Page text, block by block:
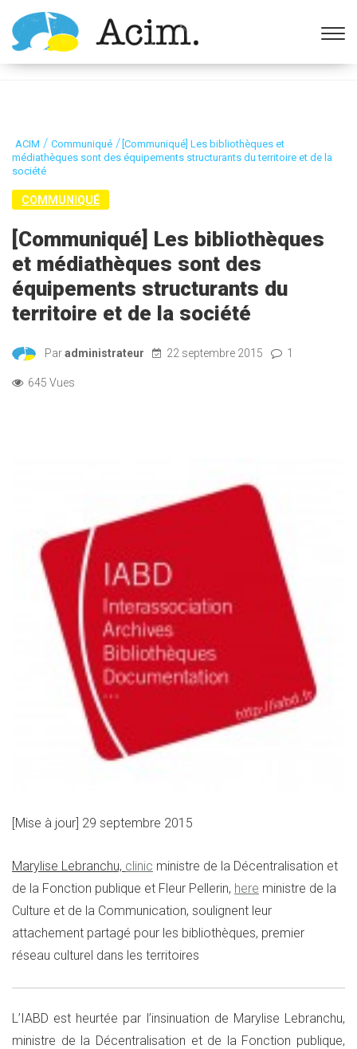
Ouvrir la barre d’outils
ACIM / Communiqué / [Communiqué] Les bibliothèques et
médiathèques sont des équipements structurants du territoire et de la
société
COMMUNIQUÉ
[Communiqué] Les bibliothèques
et médiathèques sont des
équipements structurants du
territoire et de la société
Paradministrateur 22 septembre 2015 1
645 Vues
[Mise à jour] 29 septembre 2015
Marylise Lebranchu, clinic ministre de la Décentralisation et
de la Fonction publique et Fleur Pellerin, here ministre de la
Culture et de la Communication, soulignent leur
attachement partagé pour les bibliothèques, premier
réseau culturel dans les territoires
L’IABD est heurtée par l’insinuation de Marylise Lebranchu,
ministre de la Décentralisation et de la Fonction publique,